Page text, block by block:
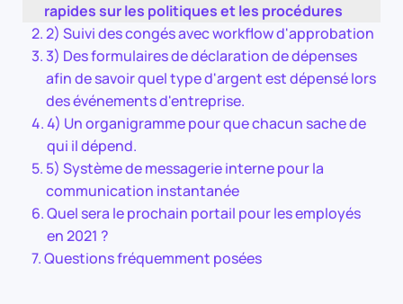
rapides sur les politiques et les procédures
2) Suivi des congés avec workflow d'approbation
3) Des formulaires de déclaration de dépenses
afin de savoir quel type d'argent est dépensé lors
des événements d'entreprise.
4) Un organigramme pour que chacun sache de
qui il dépend.
5) Système de messagerie interne pour la
communication instantanée
Quel sera le prochain portail pour les employés
en 2021 ?
Questions fréquemment posées